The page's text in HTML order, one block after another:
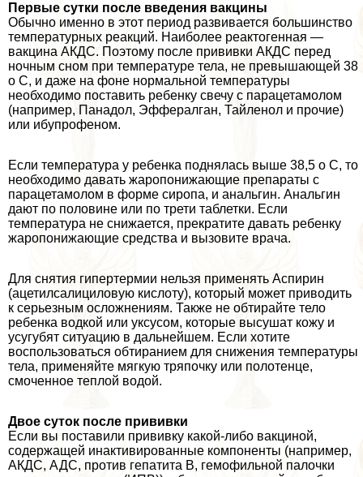
Первые сутки после введения вакцины
Обычно именно в этот период развивается большинство
температурных реакций. Наиболее реактогенная —
вакцина АКДС. Поэтому после прививки АКДС перед
ночным сном при температуре тела, не превышающей 38
o С, и даже на фоне нормальной температуры
необходимо поставить ребенку свечу с парацетамолом
(например, Панадол, Эффералган, Тайленол и прочие)
или ибупрофеном.
Если температура у ребенка поднялась выше 38,5 o С, то
необходимо давать жаропонижающие препараты с
парацетамолом в форме сиропа, и aнaльгин. Анальгин
дают по половине или по трети таблетки. Если
температура не снижается, прекратите давать ребенку
жаропонижающие средства и вызовите врача.
Для снятия гипертермии нельзя применять Аспирин
(ацетилсалициловую кислоту), который может приводить
к серьезным осложнениям. Также не обтирайте тело
ребенка водкой или уксусом, которые высушат кожу и
усугубят ситуацию в дальнейшем. Если хотите
воспользоваться обтиранием для снижения температуры
тела, применяйте мягкую тряпочку или полотенце,
смоченное теплой водой.
Двое суток после прививки
Если вы поставили прививку какой-либо вакциной,
содержащей инактивированные компоненты (например,
АКДС, АДС, против гепатита В, гемофильной палочки